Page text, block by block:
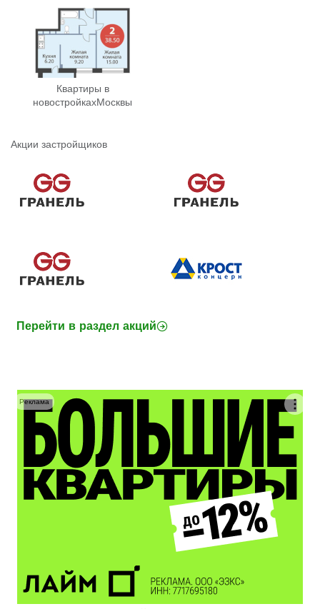
Квартиры в
новостройкахМосквы
Акции застройщиков
Перейти в раздел акций
Реклама